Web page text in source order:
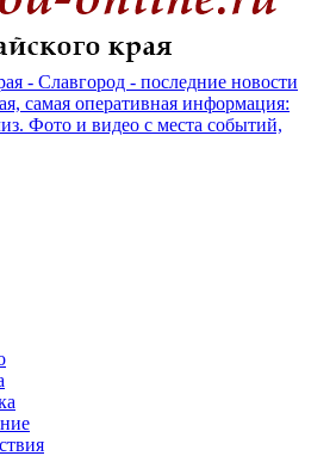
- Славгород - последние новости
самая оперативная информация:
Фото и видео с места событий,